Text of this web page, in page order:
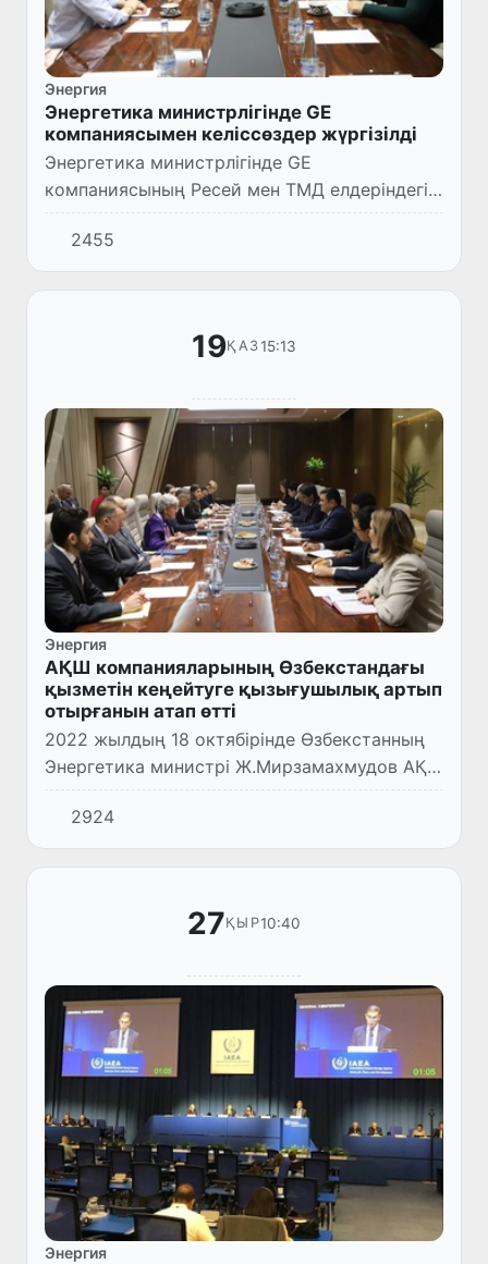
Энергия
Энергетика министрлігінде GE
компаниясымен келіссөздер жүргізілді
Энергетика министрлігінде GE
компаниясының Ресей мен ТМД елдеріндегі
президенті Бела Ференсимен келіссөздер
жүргізілді.
2455
19ҚАЗ15:13
Энергия
АҚШ компанияларының Өзбекстандағы
қызметін кеңейтуге қызығушылық артып
отырғанын атап өтті
2022 жылдың 18 октябірінде Өзбекстанның
Энергетика министрі Ж.Мирзамахмудов АҚШ
Сауда министрінің орынбасары Марис Лаго
басшылығындағы делегация мүшелерімен
келіссөздер жүргізді.
2924
27ҚЫР10:40
Энергия